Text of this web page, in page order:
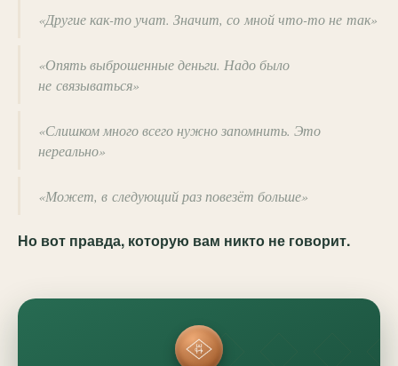
«Другие как-то учат. Значит, со мной что-то не так»
«Опять выброшенные деньги. Надо было
не связываться»
«Слишком много всего нужно запомнить. Это
нереально»
«Может, в следующий раз повезёт больше»
Но вот правда, которую вам никто не говорит.